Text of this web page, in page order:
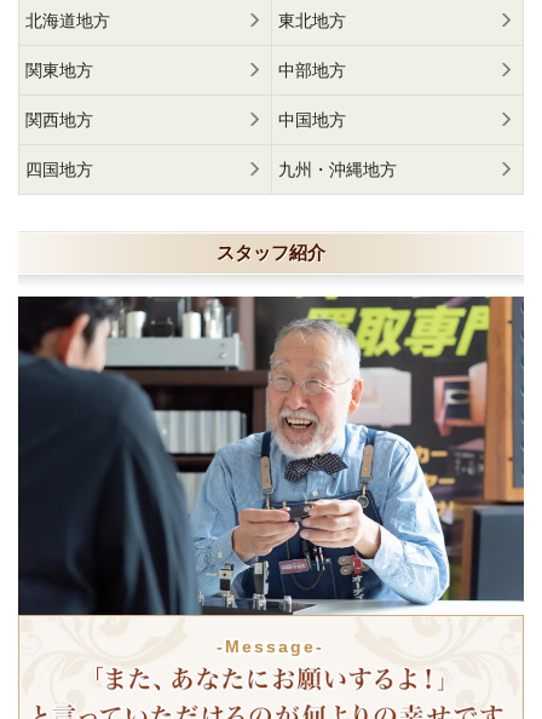
北海道地方 東北地方
関東地方 中部地方
関西地方 中国地方
四国地方 九州・沖縄地方
スタッフ紹介
-Message-